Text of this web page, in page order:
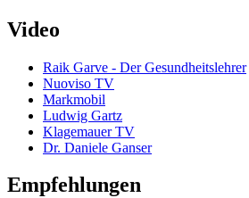
Video
Raik Garve - Der Gesundheitslehrer
Nuoviso TV
Markmobil
Ludwig Gartz
Klagemauer TV
Dr. Daniele Ganser
Empfehlungen